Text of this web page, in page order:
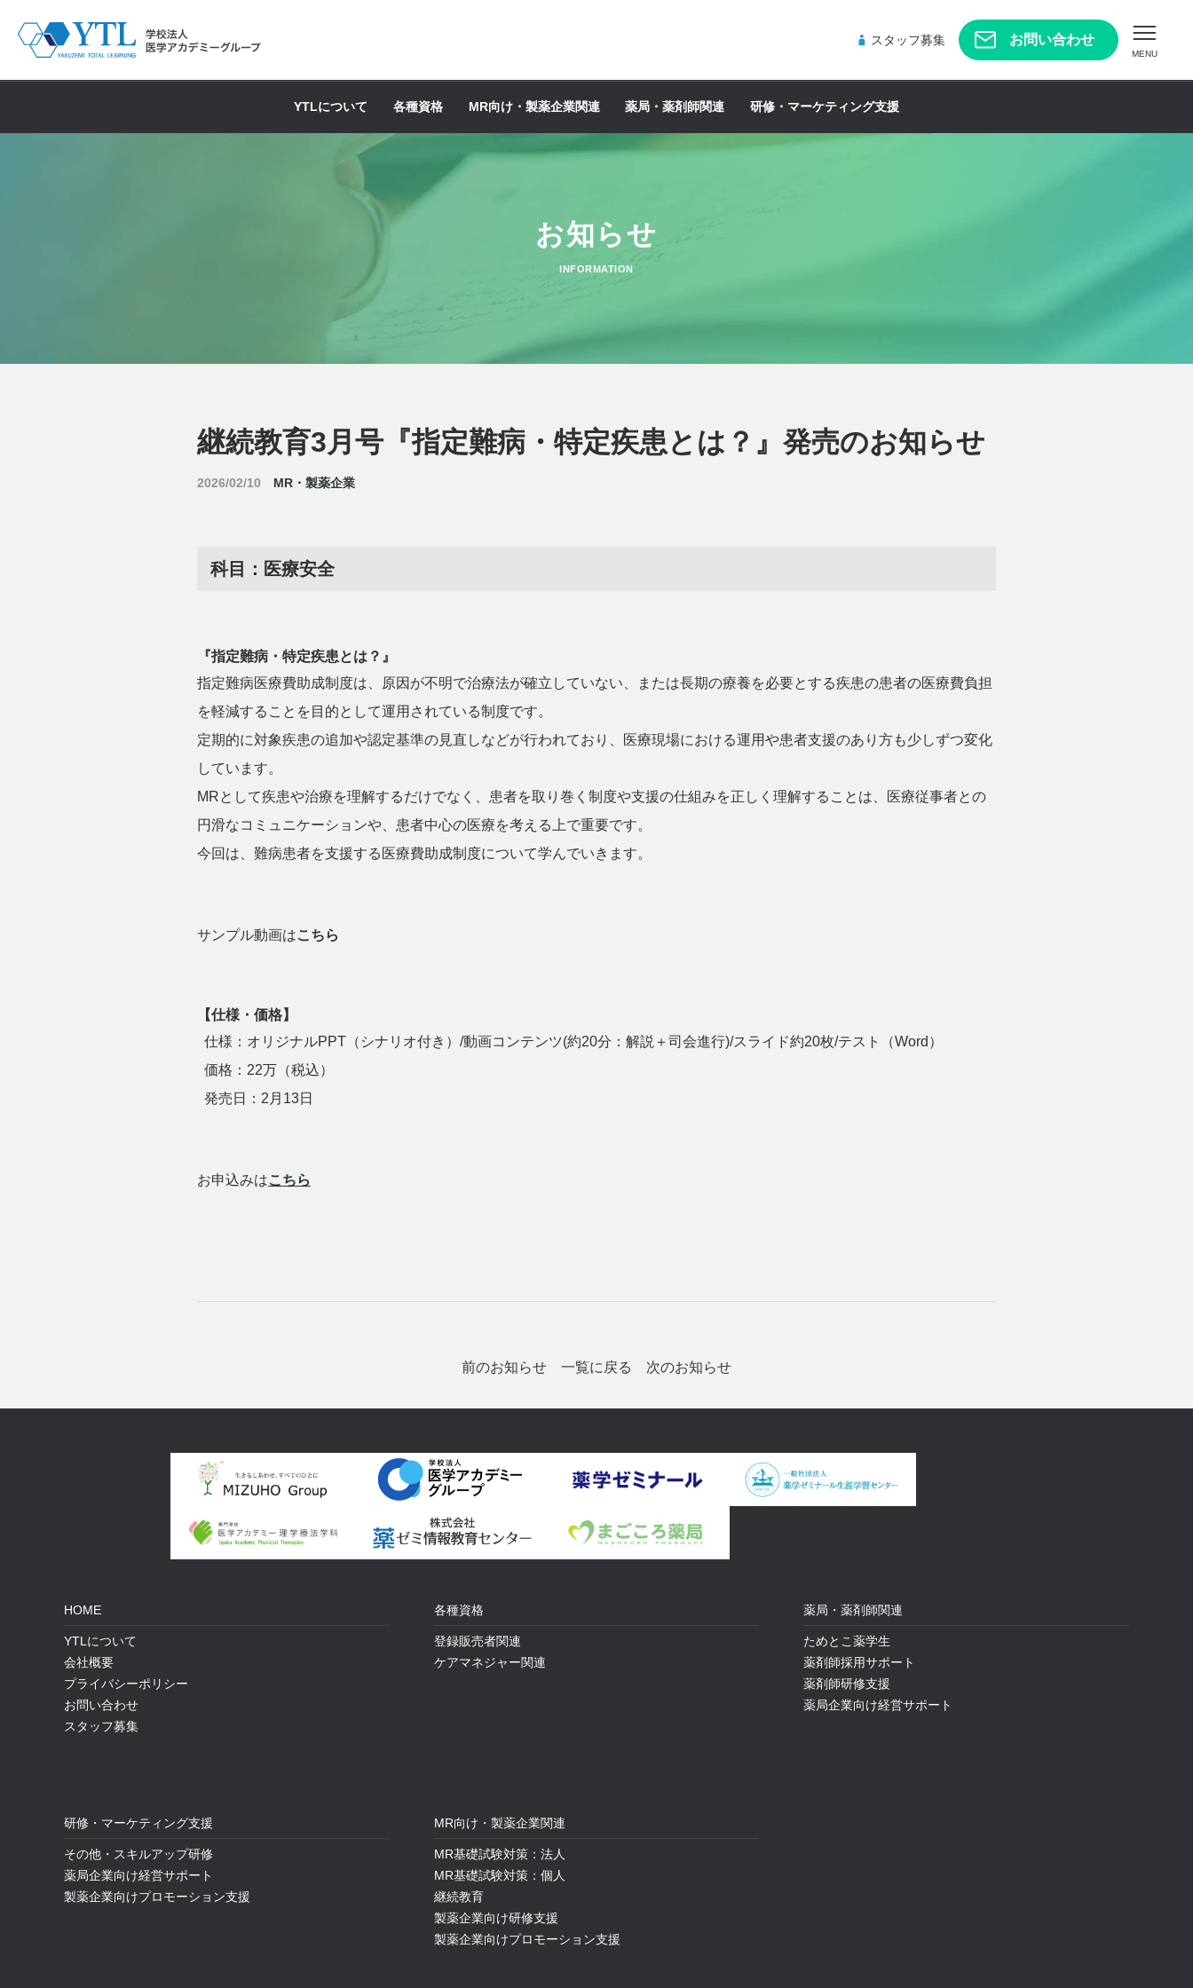
スタッフ募集 お問い合わせ
MENU
YTLについて 各種資格 MR向け・製薬企業関連 薬局・薬剤師関連 研修・マーケティング支援
お知らせ
INFORMATION
継続教育3月号『指定難病・特定疾患とは？』発売のお知らせ
2026/02/10 MR・製薬企業
科目：医療安全
『指定難病・特定疾患とは？ 』
指定難病医療費助成制度は、原因が不明で治療法が確立していない、または長期の療養を必要とする疾患の患者の医療費負担
を軽減することを目的として運用されている制度です。
定期的に対象疾患の追加や認定基準の見直しなどが行われており、医療現場における運用や患者支援のあり方も少しずつ変化
しています。
MRとして疾患や治療を理解するだけでなく、患者を取り巻く制度や支援の仕組みを正しく理解することは、医療従事者との
円滑なコミュニケーションや、患者中心の医療を考える上で重要です。
今回は、難病患者を支援する医療費助成制度について学んでいきます。
サンプル動画はこちら
【仕様・価格】
仕様：オリジナルPPT（シナリオ付き）/動画コンテンツ(約20分：解説＋司会進行)/スライド約20枚/テスト（Word）
価格：22万（税込）
発売日：2月13日
お申込みはこちら
前のお知らせ 一覧に戻る 次のお知らせ
HOME
YTLについて
会社概要
プライバシーポリシー
お問い合わせ
スタッフ募集
研修・マーケティング支援
その他・スキルアップ研修
薬局企業向け経営サポート
製薬企業向けプロモーション支援
各種資格
登録販売者関連
ケアマネジャー関連
MR向け・製薬企業関連
MR基礎試験対策：法人
MR基礎試験対策：個人
継続教育
製薬企業向け研修支援
製薬企業向けプロモーション支援
薬局・薬剤師関連
ためとこ薬学生
薬剤師採用サポート
薬剤師研修支援
薬局企業向け経営サポート